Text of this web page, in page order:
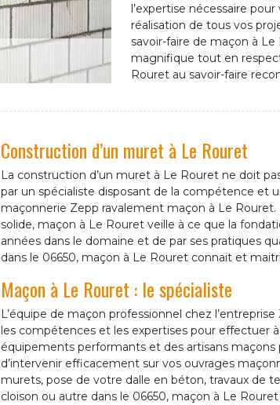
l’expertise nécessaire
réalisation de tous vos
savoir-faire de maçon à Le
magnifique tout en
Rouret au savoir-faire
Construction d’un muret à Le Rouret
La construction d’un muret à Le Rouret ne doit
par un spécialiste disposant de la compétence et
maçonnerie Zepp ravalement maçon à Le
solide, maçon à Le Rouret veille à ce que la
années dans le domaine et de par ses pratiques
dans le 06650, maçon à Le Rouret connait et
Maçon à Le Rouret : le spécialiste
L’équipe de maçon professionnel chez
les compétences et les expertises pour effectuer
équipements performants et des artisans maçons
d’intervenir efficacement sur vos ouvrages
murets, pose de votre dalle en béton, travaux de
cloison ou autre dans le 06650, maçon à Le